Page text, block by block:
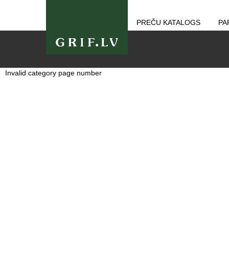
PREČU KATALOGS
Invalid category page number